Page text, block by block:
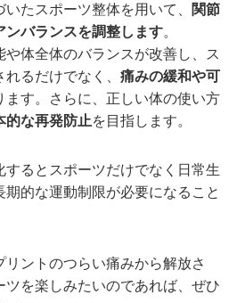
たスポーツ整体を用いて、 関節
ンバランスを調整します。
や体全体のバランスが改善し、ス
れるだけでなく、痛みの緩和や可
ます。さらに、正しい体の使い方
的な再発防止を目指します。
するとスポーツだけでなく日常生
的な運動制限が必要になること
リントのつらい痛みから解放さ
ツを楽しみたいのであれば、ぜひ